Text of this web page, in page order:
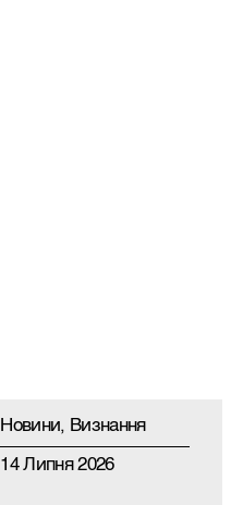
Новини, Визнання
14 Липня 2026